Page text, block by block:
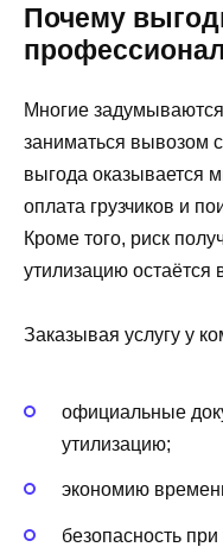
Почему
Многие
заниматься вывозом
выгода оказывается
оплата грузчиков и
Кроме того, риск
утилизацию остаётся
Заказывая услугу у
официальные
утилизацию;
экономию
безопасность